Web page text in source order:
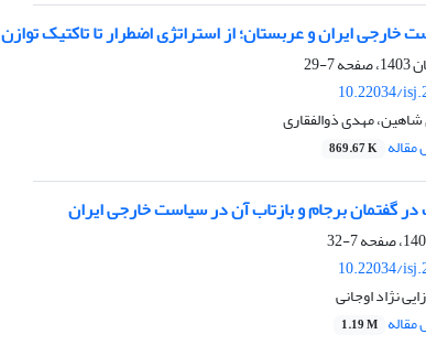
ایران و عربستان؛ از استراتژی اضطرار تا تاکتیک توازن
7-29
10.22034/
مهدی ذوالفقاری
869.67 K
در گفتمان برجام و بازتاب آن در سیاست خارجی ایران
7-32
10.22034/
نژاد اوجانی
1.19 M